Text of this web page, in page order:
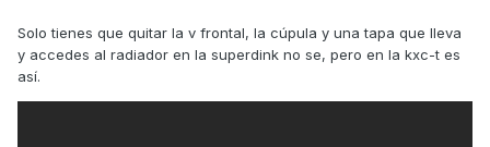
Solo tienes que quitar la v frontal, la cúpula y una tapa que lleva
y accedes al radiador en la superdink no se, pero en la kxc-t es
así.